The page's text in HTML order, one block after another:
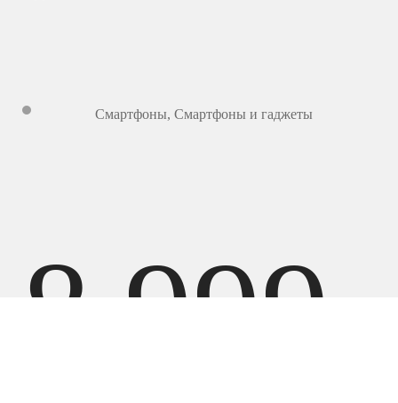
Смартфоны, Смартфоны и гаджеты
8 999